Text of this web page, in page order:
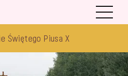
Świętego Piusa X